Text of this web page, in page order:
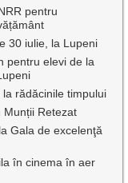
pentru
30 iulie, la Lupeni
pentru elevi de la
rădăcinile timpului
Munții Retezat
Gala de excelenţă
în cinema în aer